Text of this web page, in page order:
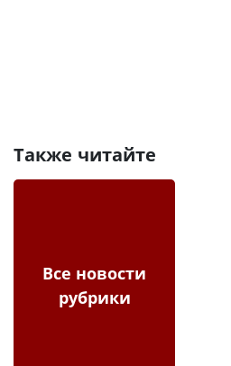
Также читайте
Все новости
рубрики